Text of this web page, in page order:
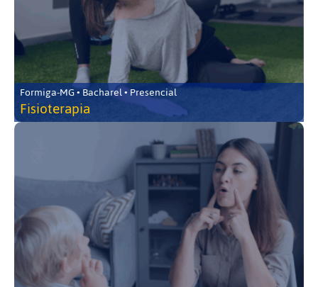
Formiga-MG • Bacharel • Presencial
Fisioterapia